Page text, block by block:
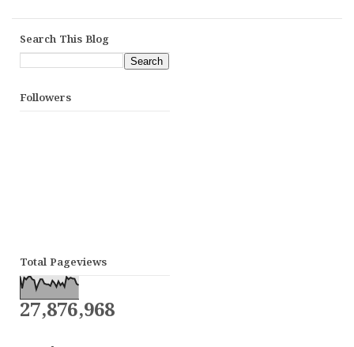
Search This Blog
Followers
Total Pageviews
27,876,968